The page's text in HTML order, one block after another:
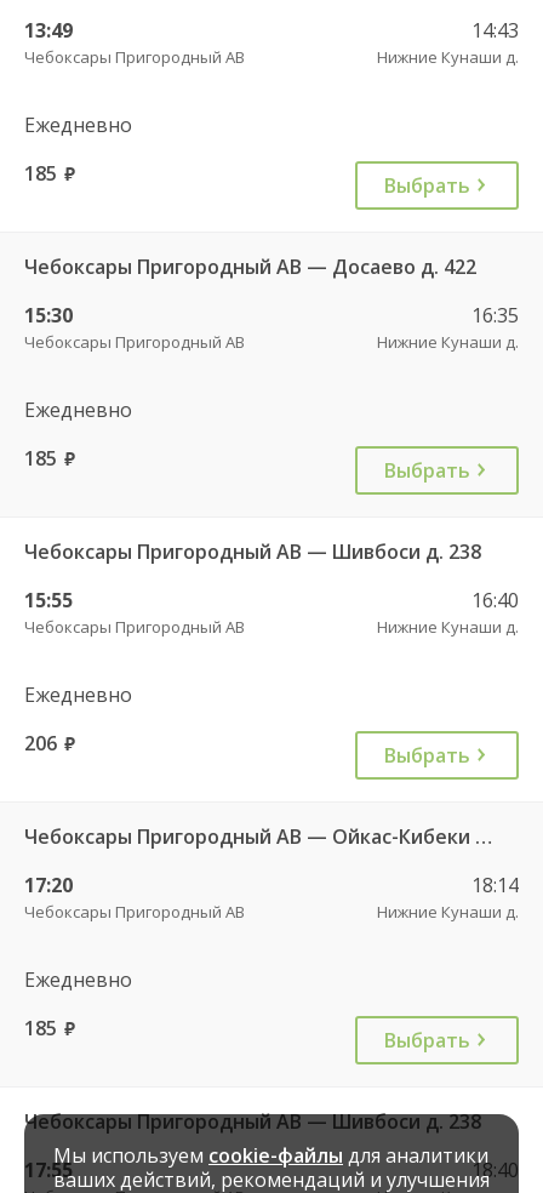
13:49
Чебоксары Пригородный АВ
14:43
Нижние Кунаши д.
Ежедневно
185 руб. Выбрать
Чебоксары Пригородный АВ — Досаево д. 422
15:30
Чебоксары Пригородный АВ
16:35
Нижние Кунаши д.
Ежедневно
185 руб. Выбрать
Чебоксары Пригородный АВ — Шивбоси д. 238
15:55
Чебоксары Пригородный АВ
16:40
Нижние Кунаши д.
Ежедневно
206 руб. Выбрать
Чебоксары Пригородный АВ — Ойкас-Кибеки д. 560
17:20
Чебоксары Пригородный АВ
18:14
Нижние Кунаши д.
Ежедневно
185 руб. Выбрать
Чебоксары Пригородный АВ — Шивбоси д. 238
17:55
18:40
Мы используем cookie-файлы для аналитики
ваших действий, рекомендаций и улучшения